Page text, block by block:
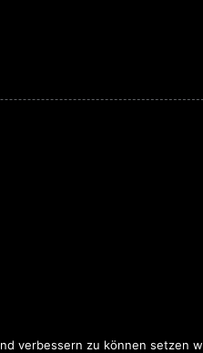
verbessern zu können setzen